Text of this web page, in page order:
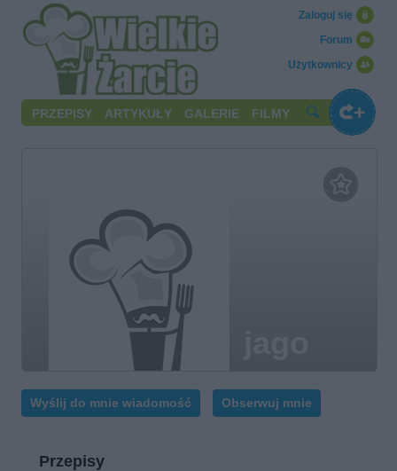
Użytkownicy
Forum
Zaloguj się
PRZEPISY ARTYKUŁY GALERIE FILMY
Wyślij do mnie wiadomość Obserwuj mnie
Przepisy